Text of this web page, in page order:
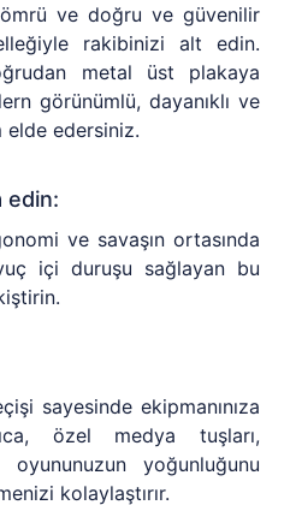
ve doğru ve güvenilir
rakibinizi alt edin.
metal üst plakaya
görünümlü, dayanıklı ve
elde edersiniz.
edin:
ve savaşın ortasında
içi duruşu sağlayan bu
sayesinde ekipmanınıza
özel medya tuşları,
yoğunluğunu
kolaylaştırır.